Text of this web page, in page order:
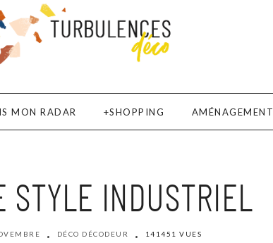
MON RADAR SHOPPING AMÉNAGEMENT
STYLE INDUSTRIEL
DÉCO DÉCODEUR 141451 VUES